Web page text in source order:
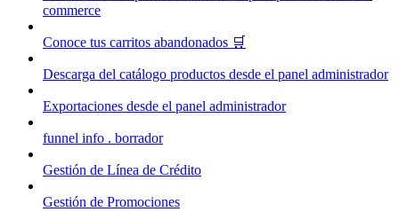
commerce
Conoce tus carritos abandonados 🛒
Descarga del catálogo productos desde el panel administrador
Exportaciones desde el panel administrador
funnel info . borrador
Gestión de Línea de Crédito
Gestión de Promociones